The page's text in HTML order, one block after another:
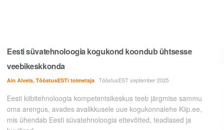
Eesti süvatehnoloogia kogukond koondub ühtsesse
veebikeskkonda
Ain Alvela, TööstusESTi toimetaja TööstusEST september 2025
Eesti kiibitehnoloogia kompetentsikeskus teeb järgmise sammu
oma arengus, avades avalikkusele uue kogukonnalehe Kiip.ee,
mis ühendab Eesti süvatehnoloogia ettevõtted, teadlased ja